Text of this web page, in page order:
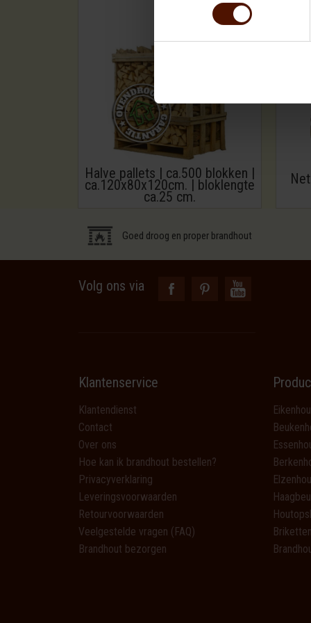
Halve pallets | ca.500 blokken |
ca.120x80x120cm. | bloklengte
ca.25 cm.
Goed droog en proper brandhout
Volg ons via
Klantenservice
Klantendienst
Contact
Over ons
Hoe kan ik brandhout bestellen?
Privacyverklaring
Leveringsvoorwaarden
Retourvoorwaarden
Veelgestelde vragen (FAQ)
Brandhout bezorgen
Briketten